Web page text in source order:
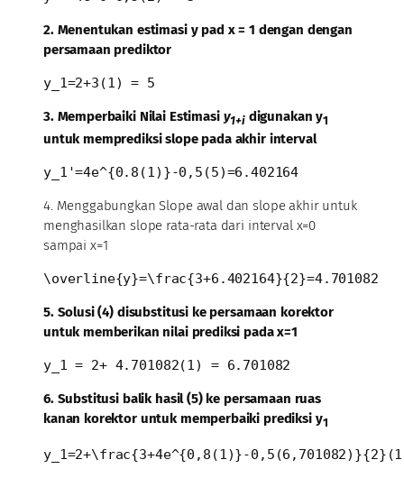
2. Menentukan estimasi y pad x = 1 dengan dengan
persamaan prediktor
y_1=2+3(1) = 5
3. Memperbaiki Nilai Estimasi y1+idigunakan y1
untuk memprediksi slope pada akhir interval
y_1'=4e^{0.8(1)}-0,5(5)=6.402164
4. Menggabungkan Slope awal dan slope akhir untuk
menghasilkan slope rata-rata dari interval x=0
sampai x=1
\overline{y}=\frac{3+6.402164}{2}=4.701082
5. Solusi (4) disubstitusi ke persamaan korektor
untuk memberikan nilai prediksi pada x=1
y_1 = 2+ 4.701082(1) = 6.701082
6. Substitusi balik hasil (5) ke persamaan ruas
kanan korektor untuk memperbaiki prediksi y1
y_1=2+\frac{3+4e^{0,8(1)}-